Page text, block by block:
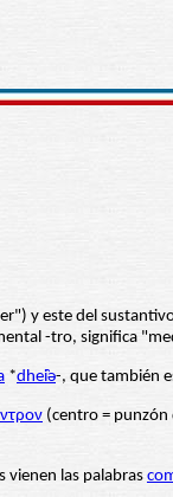
y este del
-tro, significa
*dhei̯ǝ-, que también
(centro = punzón
vienen las palabras